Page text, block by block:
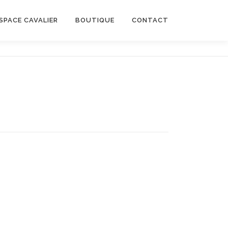
CAVALIER BOUTIQUE CONTACT